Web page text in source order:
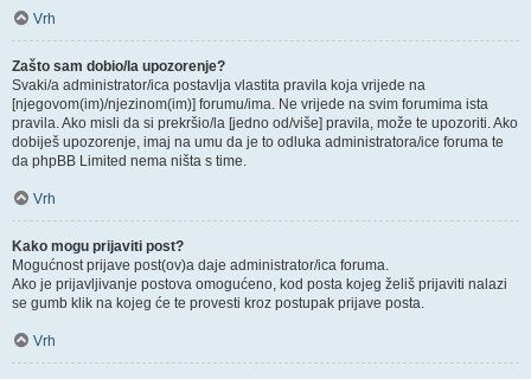
Vrh
Zašto sam dobio/la upozorenje?
Svaki/a administrator/ica postavlja vlastita pravila koja vrijede na
[njegovom(im)/njezinom(im)] forumu/ima. Ne vrijede na svim forumima ista
pravila. Ako misli da si prekršio/la [jedno od/više] pravila, može te upozoriti. Ako
dobiješ upozorenje, imaj na umu da je to odluka administratora/ice foruma te
da phpBB Limited nema ništa s time.
Vrh
Kako mogu prijaviti post?
Mogućnost prijave post(ov)a daje administrator/ica foruma.
Ako je prijavljivanje postova omogućeno, kod posta kojeg želiš prijaviti nalazi
se gumb klik na kojeg će te provesti kroz postupak prijave posta.
Vrh